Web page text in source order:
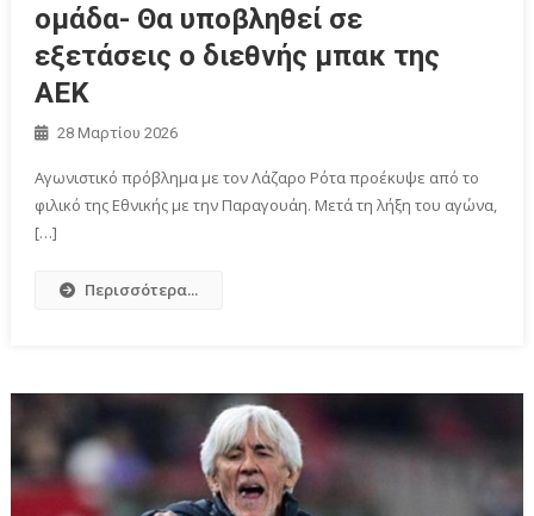
ομάδα- Θα υποβληθεί σε
εξετάσεις ο διεθνής μπακ της
ΑΕΚ
28 Μαρτίου 2026
Αγωνιστικό πρόβλημα με τον Λάζαρο Ρότα προέκυψε από το
φιλικό της Εθνικής με την Παραγουάη. Μετά τη λήξη του αγώνα,
[…]
Περισσότερα...